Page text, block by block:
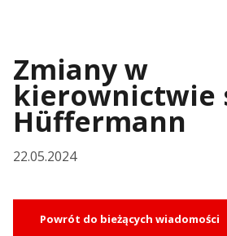
Zmiany w
kierownictwie
Hüffermann
22.05.2024
Powrót do bieżących wiadomości